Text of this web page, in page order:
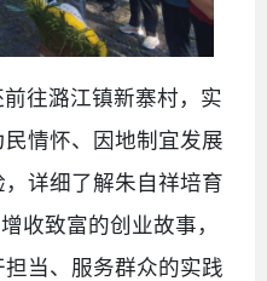
往潞江镇新寨村，实
情怀、因地制宜发展
详细了解朱自祥培育
收致富的创业故事，
当、服务群众的实践